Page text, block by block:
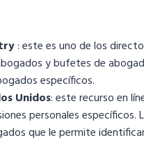
: este es uno de los
y bufetes de
específicos.
Unidos: este recurso en
personales
que le permite